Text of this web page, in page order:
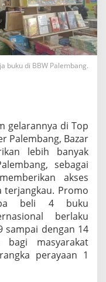
buku di BBW Palembang.
gelarannya di Top
Palembang, Bazar
lebih banyak
sebagai
akses
terjangkau. Promo
beli 4 buku
berlaku
sampai dengan 14
bagi masyarakat
perayaan 1